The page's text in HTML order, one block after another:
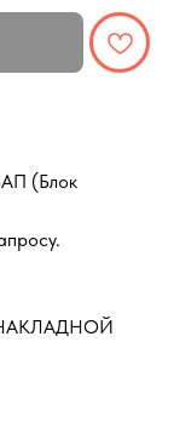
(Блок